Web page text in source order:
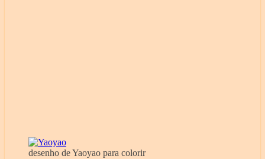
desenho de Yaoyao para colorir